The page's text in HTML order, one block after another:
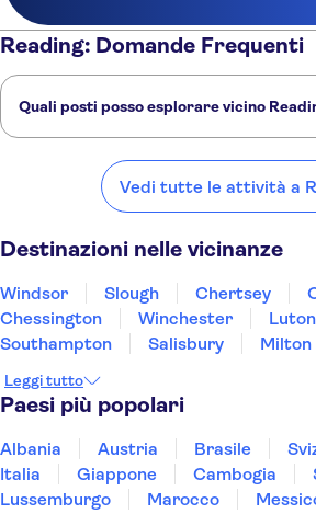
Reading: Domande Frequenti
Quali posti posso esplorare vicino
Slough Chertsey Oxford
Vedi tutte le attività a
Destinazioni nelle vicinanze
Windsor Slough Chertsey
Chessington
Winchester Luton
Southampton
Salisbury
Milton
Leggi tutto
Paesi più popolari
Albania Austria Brasile
Italia
Giappone Cambogia
Lussemburgo
Marocco